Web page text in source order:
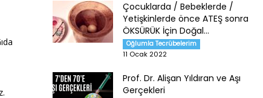
Çocuklarda / Bebeklerde /
Yetişkinlerde önce ATEŞ sonra
ÖKSÜRÜK İçin Doğal...
Oğlumla Tecrübelerim
11 Ocak 2022
Prof. Dr. Alişan Yıldıran ve Aşı
Gerçekleri